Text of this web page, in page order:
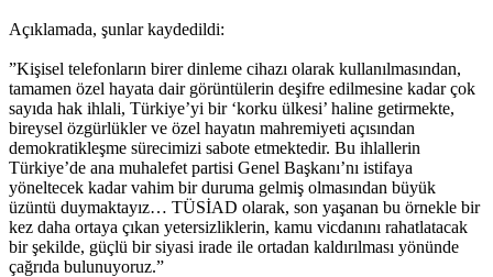
Açıklamada, şunlar kaydedildi:
”Kişisel telefonların birer dinleme cihazı olarak kullanılmasından,
tamamen özel hayata dair görüntülerin deşifre edilmesine kadar çok
sayıda hak ihlali, Türkiye’yi bir ‘korku ülkesi’ haline getirmekte,
bireysel özgürlükler ve özel hayatın mahremiyeti açısından
demokratikleşme sürecimizi sabote etmektedir. Bu ihlallerin
Türkiye’de ana muhalefet partisi Genel Başkanı’nı istifaya
yöneltecek kadar vahim bir duruma gelmiş olmasından büyük
üzüntü duymaktayız… TÜSİAD olarak, son yaşanan bu örnekle bir
kez daha ortaya çıkan yetersizliklerin, kamu vicdanını rahatlatacak
bir şekilde, güçlü bir siyasi irade ile ortadan kaldırılması yönünde
çağrıda bulunuyoruz.”